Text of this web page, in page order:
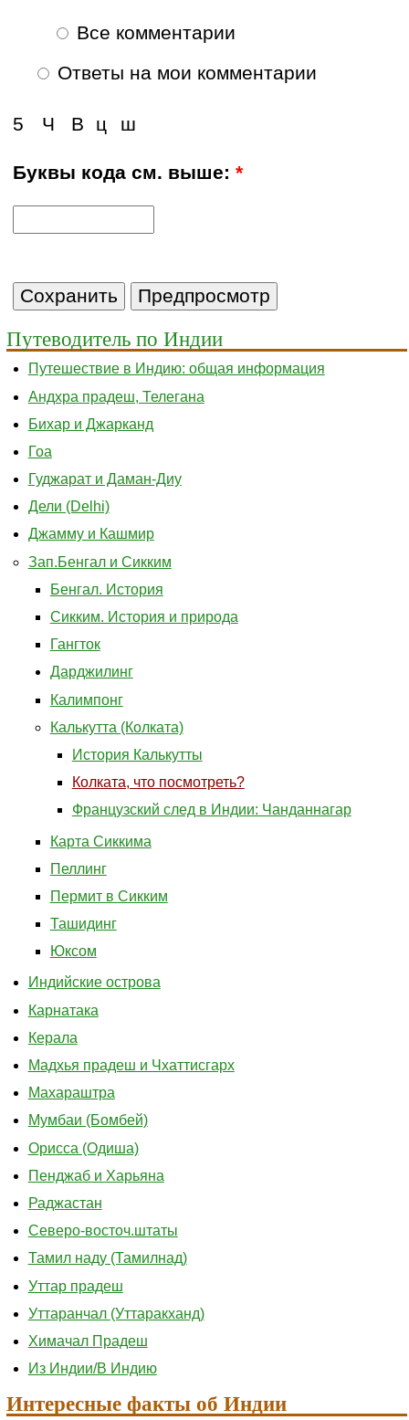
Все комментарии
Ответы на мои комментарии
В
Ч
5 ц ш
Буквы кода см. выше:*
Путеводитель по Индии
Путешествие в Индию: общая информация
Андхра прадеш, Телегана
Бихар и Джарканд
Гоа
Гуджарат и Даман-Диу
Дели (Delhi)
Джамму и Кашмир
Зап.Бенгал и Сикким
Бенгал. История
Сикким. История и природа
Гангток
Дарджилинг
Калимпонг
Калькутта (Колката)
История Калькутты
Колката, что посмотреть?
Французский след в Индии: Чанданнагар
Карта Сиккима
Пеллинг
Пермит в Сикким
Ташидинг
Юксом
Индийские острова
Карнатака
Керала
Мадхья прадеш и Чхаттисгарх
Махараштра
Мумбаи (Бомбей)
Орисса (Одиша)
Пенджаб и Харьяна
Раджастан
Северо-восточ.штаты
Тамил наду (Тамилнад)
Уттар прадеш
Уттаранчал (Уттаракханд)
Химачал Прадеш
Из Индии/В Индию
Интересные факты об Индии